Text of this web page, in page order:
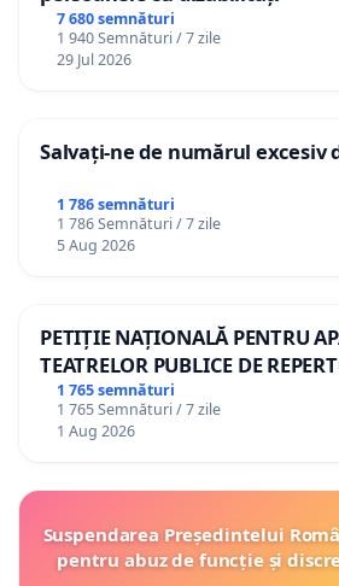
7 680 semnături
1 940 Semnături / 7 zile
29 Jul 2026
Salvați-ne de numărul excesiv
1 786 semnături
1 786 Semnături / 7 zile
5 Aug 2026
PETIȚIE NAȚIONALĂ PENTRU
TEATRELOR PUBLICE DE
ROMÂNIA
1 765 semnături
1 765 Semnături / 7 zile
1 Aug 2026
Suspendarea Președintelui
pentru abuz de funcție și